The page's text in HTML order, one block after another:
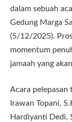
dalam sebuah
Gedung Marga
(5/12/2025).
momentum
jamaah yang
Acara
Irawan Topani,
Hardiyanti Dedi,